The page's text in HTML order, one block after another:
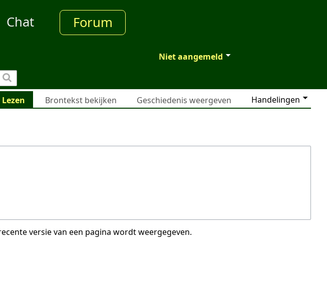
Chat Forum
Niet aangemeld
Handelingen
Lezen Brontekst bekijken Geschiedenis weergeven
versie van een pagina wordt weergegeven.